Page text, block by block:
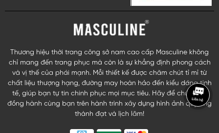
Thương hiệu thời trang công sở nam cao cấp Masculine không
chỉ mang đến trang phục mà còn là sự khẳng định phong cách
và vị thế của phái mạnh. Mỗi thiết kế được chăm chút tỉ mỉ từ
chất liệu thượng hạng, đường may hoàn hảo đến kiểu dáng tinh
tế, giúp bạn tự tin chinh phục mọi mục tiêu. Hãy để chúng tôi
đồng hành cùng bạn trên hành trình xây dựng hình ảnh quý ông
thành đạt và lịch lãm!